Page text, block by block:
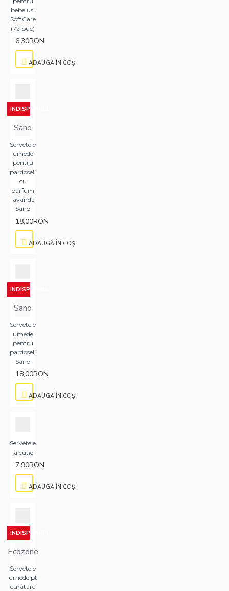
bebelusi
SoftCare
(72 buc)
6,30RON
ADAUGĂ ÎN COŞ
INDISPONIBIL
Sano
Servetele
umede
pentru
pardoseli
cu
parfum
lavanda
Sano
18,00RON
ADAUGĂ ÎN COŞ
INDISPONIBIL
Sano
Servetele
umede
pentru
pardoseli
Sano
18,00RON
ADAUGĂ ÎN COŞ
Servetele
la cutie
7,90RON
ADAUGĂ ÎN COŞ
INDISPONIBIL
Ecozone
Servetele
umede pt
curatare